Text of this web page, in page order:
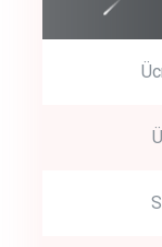
Start by trying our